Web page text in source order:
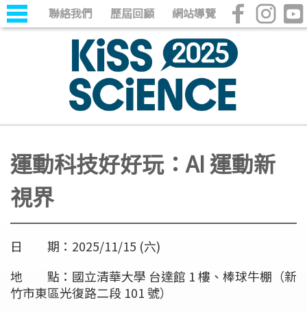
聯絡我們 歷屆回顧 網站導覽
運動科技好好玩：AI 運動新
視界
日 期：2025/11/15 (六)
地 點：國立清華大學 台達館 1 樓、棒球牛棚（新
竹市東區光復路二段 101 號）